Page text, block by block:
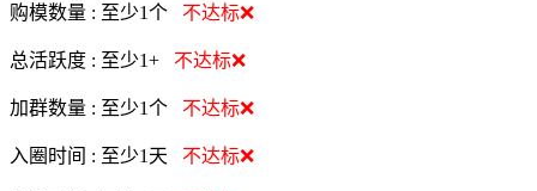
购模数量 : 至少1个 不达标❌
总活跃度 : 至少1+ 不达标❌
加群数量 : 至少1个 不达标❌
入圈时间 : 至少1天 不达标❌